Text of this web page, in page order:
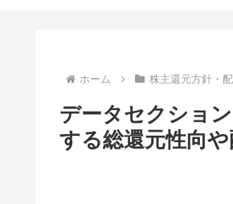
ホーム 株主還元方針・
データセクショ
する総還元性向